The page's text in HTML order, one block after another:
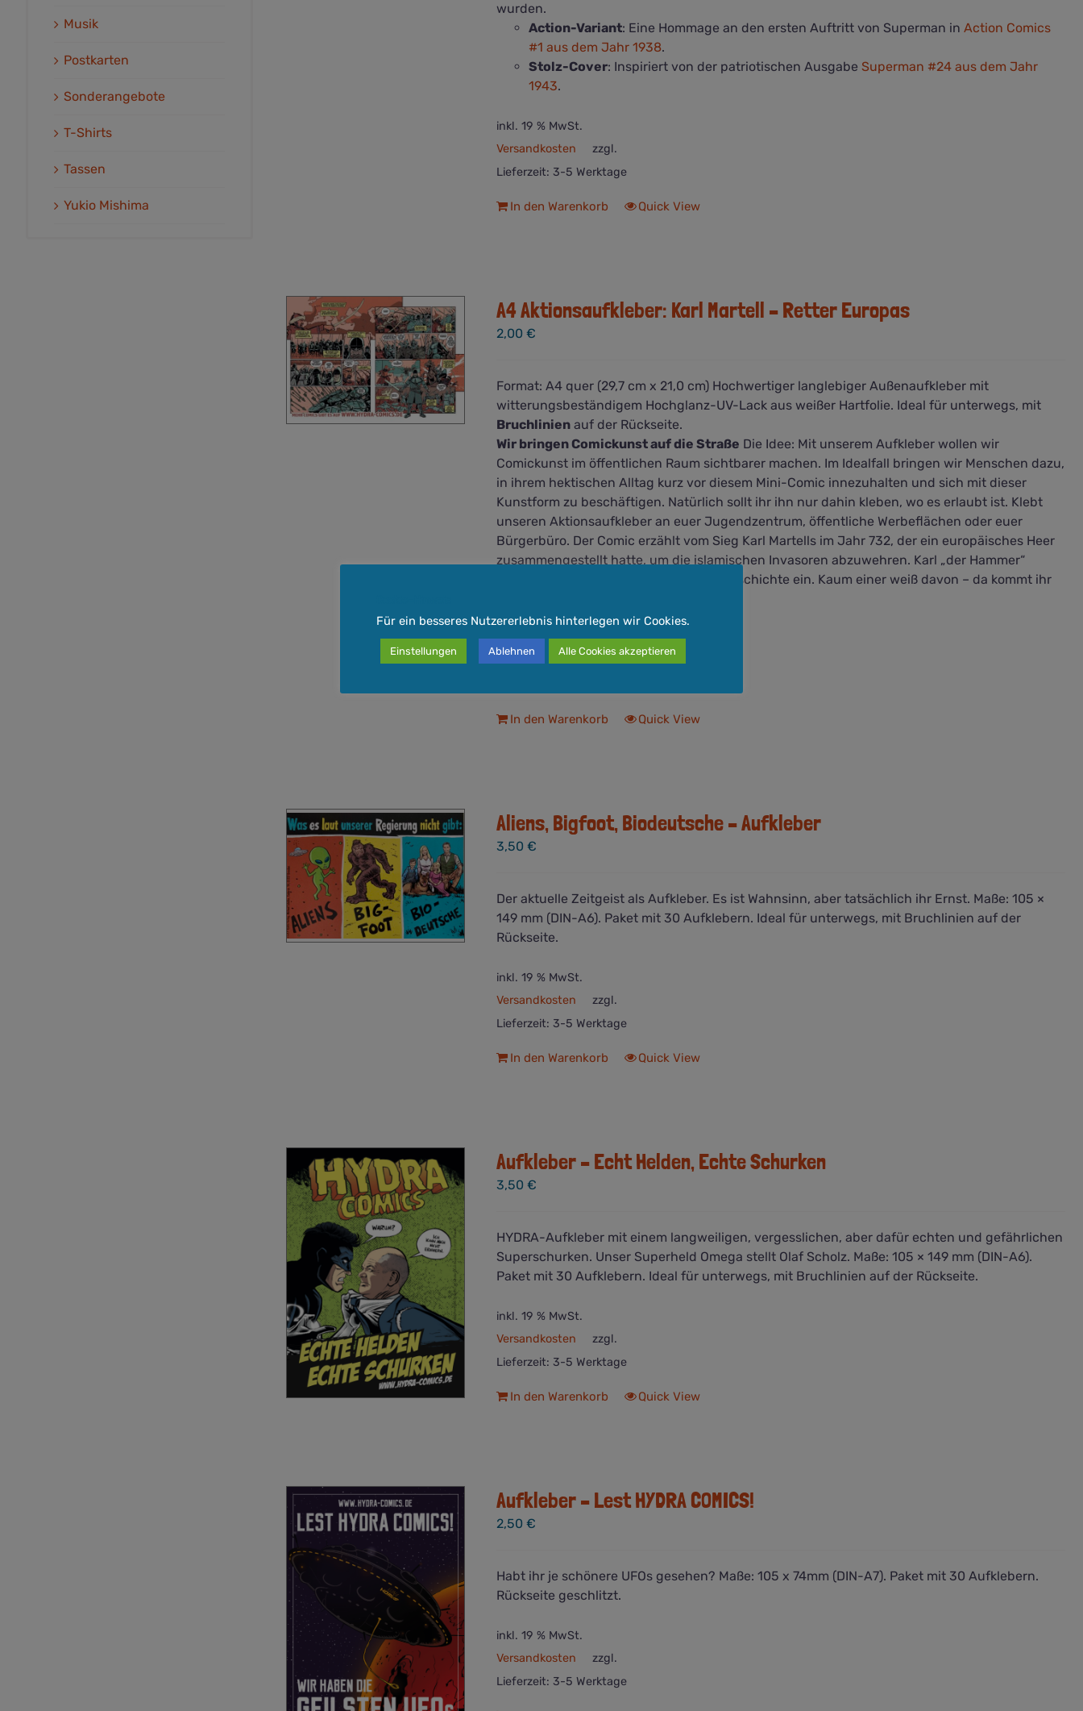
wurden.
Action-Variant: Eine Hommage an den ersten Auftritt von Superman in Action Comics
#1 aus dem Jahr 1938.
Stolz-Cover: Inspiriert von der patriotischen Ausgabe Superman #24 aus dem Jahr
1943.
inkl. 19 % MwSt.
zzgl.
Versandkosten
Lieferzeit: 3-5 Werktage
In den Warenkorb Quick View
A4 Aktionsaufkleber: Karl Martell – Retter Europas
2,00 €
Format: A4 quer (29,7 cm x 21,0 cm) Hochwertiger langlebiger Außenaufkleber mit
witterungsbeständigem Hochglanz-UV-Lack aus weißer Hartfolie. Ideal für unterwegs, mit
Bruchlinienauf der Rückseite.
Wir bringen Comickunst auf die Straße Die Idee: Mit unserem Aufkleber wollen wir
Comickunst im öffentlichen Raum sichtbarer machen. Im Idealfall bringen wir Menschen dazu,
in ihrem hektischen Alltag kurz vor diesem Mini-Comic innezuhalten und sich mit dieser
Kunstform zu beschäftigen. Natürlich sollt ihr ihn nur dahin kleben, wo es erlaubt ist. Klebt
unseren Aktionsaufkleber an euer Jugendzentrum, öffentliche Werbeflächen oder euer
Bürgerbüro. Der Comic erzählt vom Sieg Karl Martells im Jahr 732, der ein europäisches Heer
zusammengestellt hatte, um die islamischen Invasoren abzuwehren. Karl „der Hammer“
Martell ging als Retter Europas in die Geschichte ein. Kaum einer weiß davon – da kommt ihr
inkl. 19 % MwSt.
zzgl.
Versandkosten
In den Warenkorb Quick View
Aliens, Bigfoot, Biodeutsche – Aufkleber
3,50 €
Der aktuelle Zeitgeist als Aufkleber. Es ist Wahnsinn, aber tatsächlich ihr Ernst. Maße: 105 ×
149 mm (DIN-A6). Paket mit 30 Aufklebern. Ideal für unterwegs, mit Bruchlinien auf der
Rückseite.
inkl. 19 % MwSt.
zzgl.
Versandkosten
Lieferzeit: 3-5 Werktage
In den Warenkorb Quick View
Aufkleber – Echt Helden, Echte Schurken
3,50 €
HYDRA-Aufkleber mit einem langweiligen, vergesslichen, aber dafür echten und gefährlichen
Superschurken. Unser Superheld Omega stellt Olaf Scholz. Maße: 105 × 149 mm (DIN-A6).
Paket mit 30 Aufklebern. Ideal für unterwegs, mit Bruchlinien auf der Rückseite.
inkl. 19 % MwSt.
zzgl.
Versandkosten
Lieferzeit: 3-5 Werktage
In den Warenkorb Quick View
Aufkleber – Lest HYDRA COMICS!
2,50 €
Habt ihr je schönere UFOs gesehen? Maße: 105 x 74mm (DIN-A7). Paket mit 30 Aufklebern.
Rückseite geschlitzt.
inkl. 19 % MwSt.
zzgl.
Versandkosten
Lieferzeit: 3-5 Werktage
Musik
Postkarten
Sonderangebote
T-Shirts
Tassen
Yukio Mishima
Für ein besseres Nutzererlebnis hinterlegen wir Cookies.
Einstellungen Ablehnen Alle Cookies akzeptieren